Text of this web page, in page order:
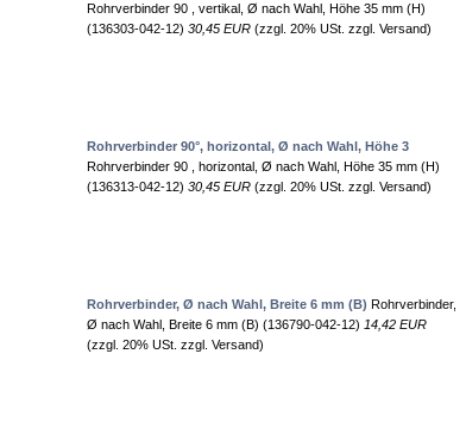
Rohrverbinder 90 , vertikal, Ø nach Wahl, Höhe 35 mm (H)
(136303-042-12) 30,45 EUR (zzgl. 20% USt. zzgl. Versand)
Rohrverbinder 90°, horizontal, Ø nach Wahl, Höhe 3
Rohrverbinder 90 , horizontal, Ø nach Wahl, Höhe 35 mm (H)
(136313-042-12) 30,45 EUR (zzgl. 20% USt. zzgl. Versand)
Rohrverbinder, Ø nach Wahl, Breite 6 mm (B) Rohrverbinder,
Ø nach Wahl, Breite 6 mm (B) (136790-042-12) 14,42 EUR
(zzgl. 20% USt. zzgl. Versand)